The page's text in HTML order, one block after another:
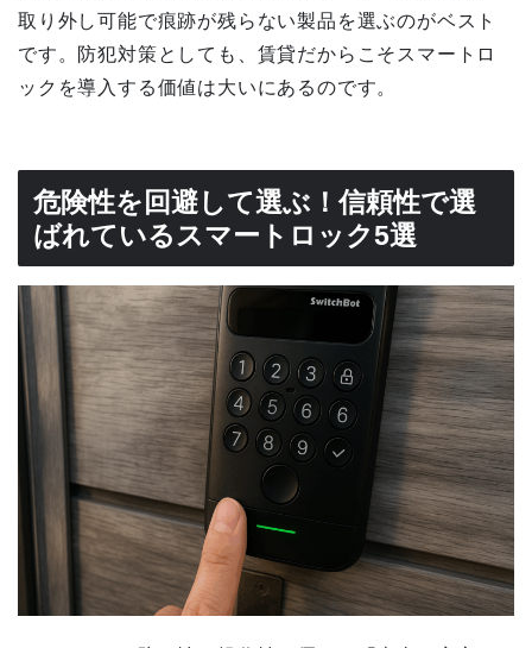
取り外し可能で痕跡が残らない製品を選ぶのがベスト
です。防犯対策としても、賃貸だからこそスマートロ
ックを導入する価値は大いにあるのです。
危険性を回避して選ぶ！信頼性で選
ばれているスマートロック5選